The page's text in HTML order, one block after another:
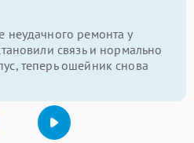
неудачного ремонта у
связь и нормально
теперь ошейник снова